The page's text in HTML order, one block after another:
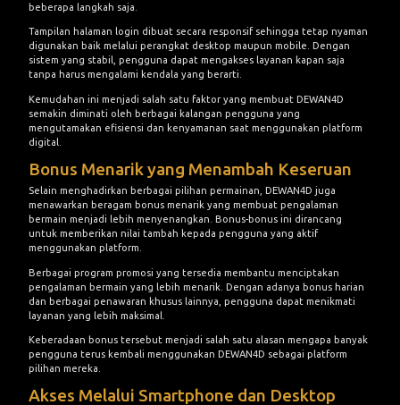
beberapa langkah saja.
Tampilan halaman login dibuat secara responsif sehingga tetap nyaman
digunakan baik melalui perangkat desktop maupun mobile. Dengan
sistem yang stabil, pengguna dapat mengakses layanan kapan saja
tanpa harus mengalami kendala yang berarti.
Kemudahan ini menjadi salah satu faktor yang membuat DEWAN4D
semakin diminati oleh berbagai kalangan pengguna yang
mengutamakan efisiensi dan kenyamanan saat menggunakan platform
digital.
Bonus Menarik yang Menambah Keseruan
Selain menghadirkan berbagai pilihan permainan, DEWAN4D juga
menawarkan beragam bonus menarik yang membuat pengalaman
bermain menjadi lebih menyenangkan. Bonus-bonus ini dirancang
untuk memberikan nilai tambah kepada pengguna yang aktif
menggunakan platform.
Berbagai program promosi yang tersedia membantu menciptakan
pengalaman bermain yang lebih menarik. Dengan adanya bonus harian
dan berbagai penawaran khusus lainnya, pengguna dapat menikmati
layanan yang lebih maksimal.
Keberadaan bonus tersebut menjadi salah satu alasan mengapa banyak
pengguna terus kembali menggunakan DEWAN4D sebagai platform
pilihan mereka.
Akses Melalui Smartphone dan Desktop